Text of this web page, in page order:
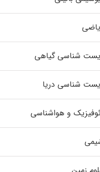
شناسی گیاهی
شناسی دریا
و هواشناسی